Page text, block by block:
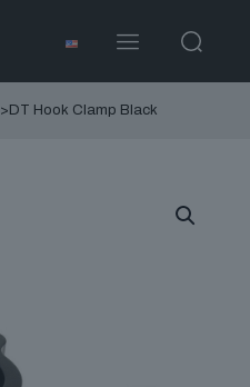
> DT Hook Clamp Black